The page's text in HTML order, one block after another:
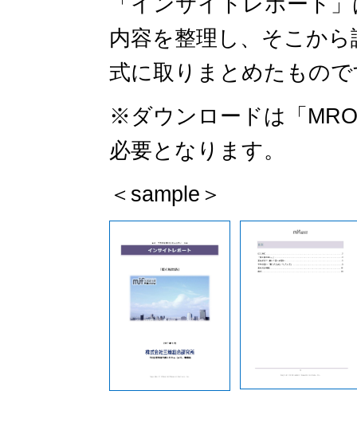
内容を整理し、そこか
式に取りまとめたもの
※ダウンロードは「
必要となります。
＜sample＞